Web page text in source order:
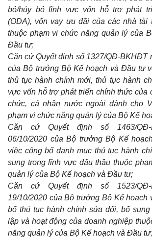
bỏ/hủy bỏ lĩnh vực vốn hỗtrợ phát tri
(ODA), vốn vay ưu đãi của các nhà tài
thuộc phạm vi chức năng quản lý của
Đầu tư;
Căn cứ Quyết định số 1327/QĐ-BKHĐT
của Bộ trưởng Bộ Kếhoạch và Đầu tư
thủ tục hành chính mới, thủ tục hành
vực vốn hỗtrợ phát triển chính thức của
chức, cánhân nước ngoài dành cho
phạm vi chức năng quản lý của Bộ Kế
Căn cứ Quyết định số 1463/
06/10/2020 của Bộ trưởng Bộ Kế
việc công bốdanh mục thủ tục hành
sung trong lĩnh vực đấu thầu thuộc
quản lý của Bộ Kế hoạch và Đầu tư;
Căn cứ Quyết định số 1523/
19/10/2020 của Bộ trưởng Bộ Kếhoạch
bố thủ tục hành chính sửa đổi, bổ
lập và hoạt động của doanh nghiệp
năng quản lý của Bộ Kế hoạch và Đầu tư;